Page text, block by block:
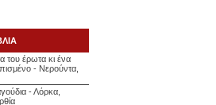
του έρωτα κι ένα
- Νερούντα,
- Λόρκα,